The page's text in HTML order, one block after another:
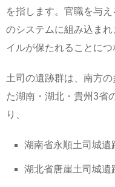
を指します。官職を与
のシステムに組み込ま
イルが保たれることにつ
土司の遺跡群は、南方
た湖南・湖北・貴州3省
り、
湖南省永順土司城遺
湖北省唐崖土司城遺